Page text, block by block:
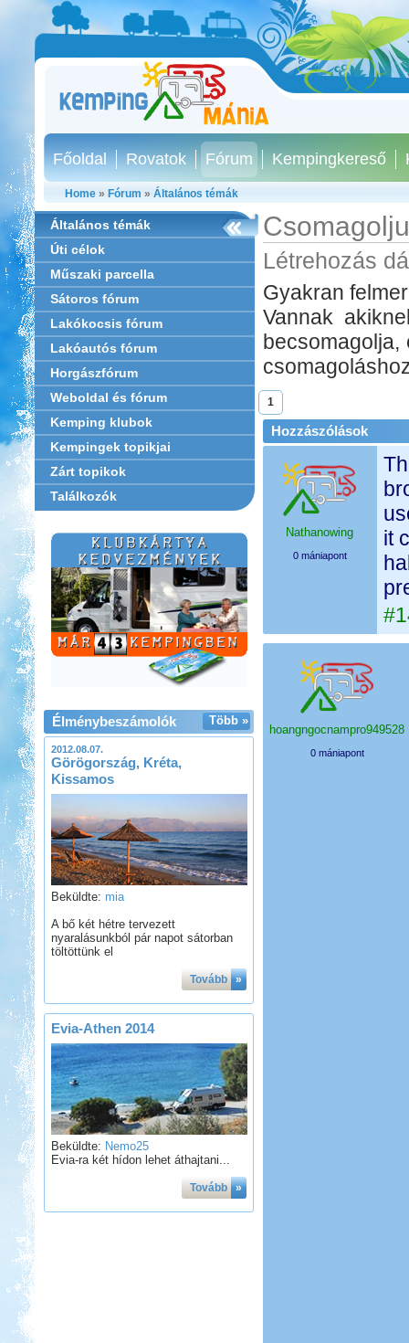
Főoldal Rovatok Fórum Kempingkereső
Home » Fórum » Általános témák
Általános témák
Úti célok
Műszaki parcella
Sátoros fórum
Lakókocsis fórum
Lakóautós fórum
Horgászfórum
Weboldal és fórum
Kemping klubok
Kempingek topikjai
Zárt topikok
Találkozók
Több »
Élménybeszámolók
2012.08.07.
Görögország, Kréta,
Kissamos
Beküldte: mia
A bő két hétre tervezett
nyaralásunkból pár napot sátorban
töltöttünk el
Tovább »
Evia-Athen 2014
Beküldte: Nemo25
Evia-ra két hídon lehet áthajtani...
Tovább »
Létrehozás
Gyakran
Vannak
1
Hozzászólások
Nathanowing
0 mániapont
it
hoangngocnampro949528
0 mániapont